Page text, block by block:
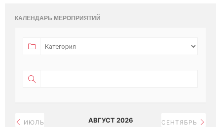
КАЛЕНДАРЬ МЕРОПРИЯТИЙ
ИЮЛЬ АВГУСТ 2026 СЕНТЯБРЬ